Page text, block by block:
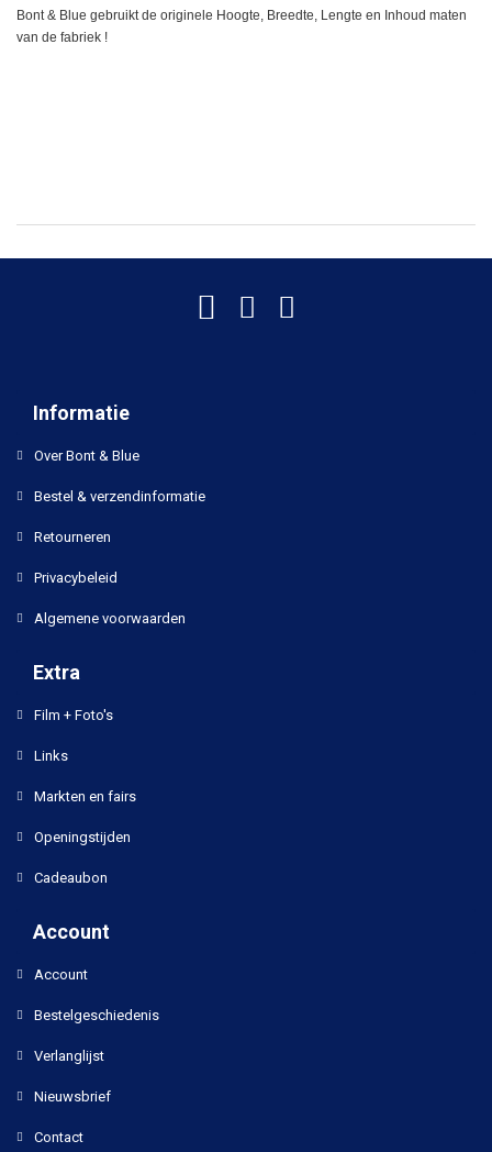
Bont & Blue gebruikt de originele Hoogte, Breedte, Lengte en Inhoud maten
van de fabriek !
Informatie
Over Bont & Blue
Bestel & verzendinformatie
Retourneren
Privacybeleid
Algemene voorwaarden
Extra
Film + Foto's
Links
Markten en fairs
Openingstijden
Cadeaubon
Account
Account
Bestelgeschiedenis
Verlanglijst
Nieuwsbrief
Contact